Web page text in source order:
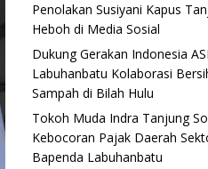
Penolakan Susiyani Kapus
Heboh di Media Sosial‎‎‎‎
‎Dukung Gerakan Indonesia
Labuhanbatu Kolaborasi
Sampah di Bilah Hulu
‎Tokoh Muda Indra Tanjung
Kebocoran Pajak Daerah
Bapenda Labuhanbatu